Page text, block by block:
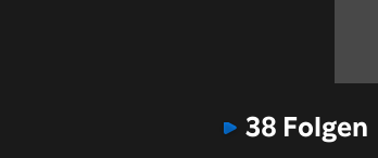
38 Folgen